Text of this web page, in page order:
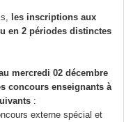
les inscriptions aux
en 2 périodes distinctes
mercredi 02 décembre
concours enseignants à
:
externe spécial et